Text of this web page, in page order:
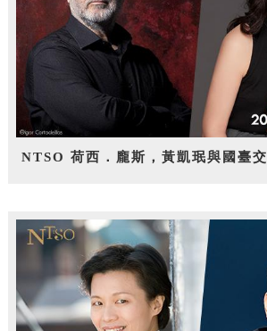
NTSO 荷西．龐斯，黃凱珉與國臺交